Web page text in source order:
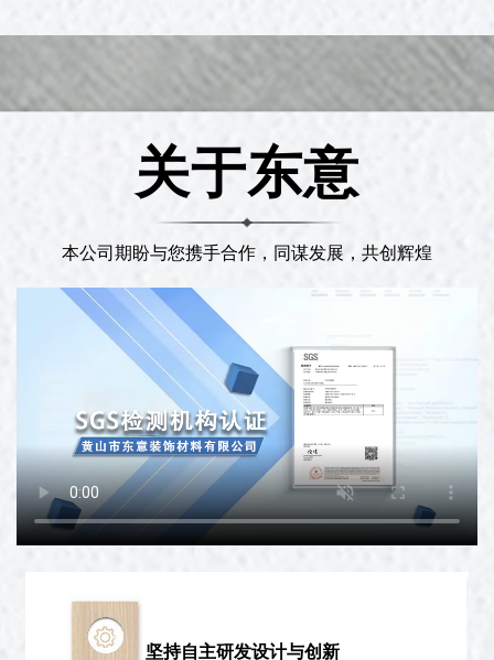
关于东意
本公司期盼与您携手合作，同谋发展，共创辉煌
坚持自主研发设计与创新